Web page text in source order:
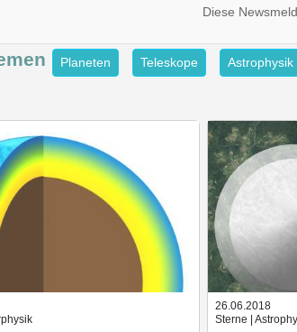
Diese
Planeten Teleskope Astrophysik
26.06.2018
Sterne |